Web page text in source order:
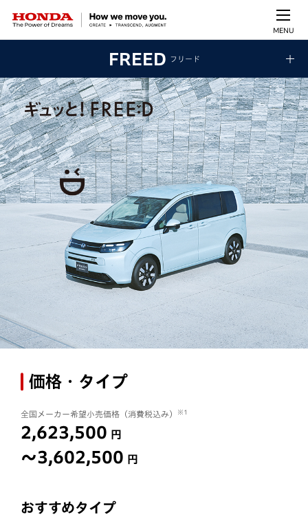
MENU
FREED フリード
価格・タイプ
全国メーカー希望小売価格（消費税込み） ※1
2,623,500 円
〜3,602,500 円
おすすめタイプ